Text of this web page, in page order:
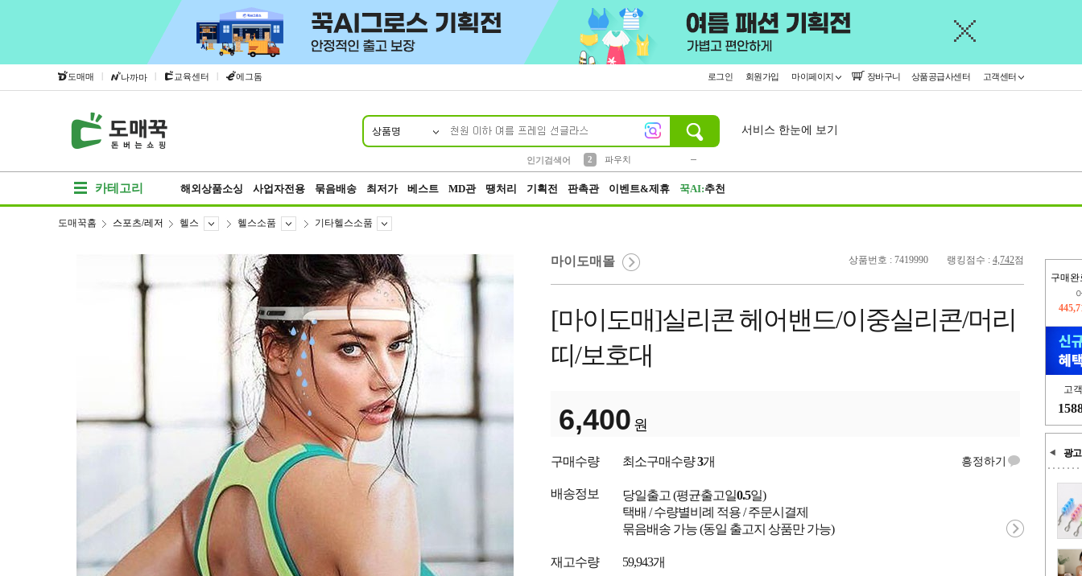
도매매 | 나까마 | 교육센터 | 에그돔 로그인 회원가입 마이페이지 장바구니 상품공급사센터 고객센터
상품명
인기검색어
2
파우치
서비스 한눈에 보기
카테고리 해외상품소싱 사업자전용 묶음배송 최저가 베스트 MD관 땡처리 기획전 판촉관 이벤트&제휴 꾹AI:추천
구매완
오
고
광고
도매꾹홈 스포츠/레저 헬스 헬스소품 기타헬스소품
상품번호 : 7419990 랭킹점수 : 4,742점
마이도매몰
[마이도매]실리콘 헤어밴드/이중실리콘/머리
띠/보호대
6,400 원
구매수량 최소구매수량3개 흥정하기
배송정보 당일출고 (평균출고일0.5일)
택배 / 수량별비례 적용 / 주문시결제
묶음배송 가능 (동일 출고지 상품만 가능)
재고수량 59,943개